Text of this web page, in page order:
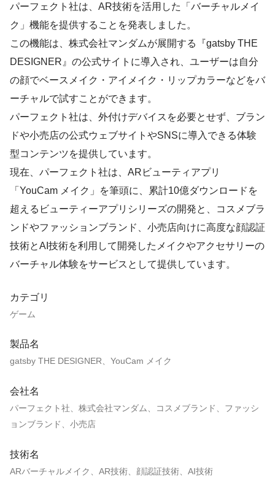
パーフェクト社は、AR技術を活用した「バーチャルメイ
ク」機能を提供することを発表しました。
この機能は、株式会社マンダムが展開する『gatsby THE
DESIGNER』の公式サイトに導入され、ユーザーは自分
の顔でベースメイク・アイメイク・リップカラーなどをバ
ーチャルで試すことができます。
パーフェクト社は、外付けデバイスを必要とせず、ブラン
ドや小売店の公式ウェブサイトやSNSに導入できる体験
型コンテンツを提供しています。
現在、パーフェクト社は、ARビューティアプリ
「YouCam メイク」を筆頭に、累計10億ダウンロードを
超えるビューティーアプリシリーズの開発と、コスメブラ
ンドやファッションブランド、小売店向けに高度な顔認証
技術とAI技術を利用して開発したメイクやアクセサリーの
バーチャル体験をサービスとして提供しています。
カテゴリ
ゲーム
製品名
gatsby THE DESIGNER、YouCam メイク
会社名
パーフェクト社、株式会社マンダム、コスメブランド、ファッシ
ョンブランド、小売店
技術名
ARバーチャルメイク、AR技術、顔認証技術、AI技術